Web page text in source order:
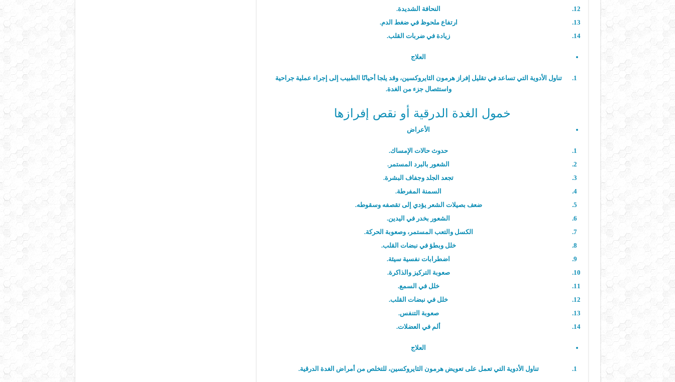
النحافة الشديدة.
ارتفاع ملحوظ في ضغط الدم.
زيادة في ضربات القلب.
العلاج
تناول الأدوية التي تساعد في تقليل إفراز هرمون الثايروكسين، وقد يلجا أحيانًا الطبيب إلى إجراء عملية جراحية
واستئصال جزء من الغدة.
خمول الغدة الدرقية أو نقص إفرازها
الأعراض
حدوث حالات الإمساك.
الشعور بالبرد المستمر.
تجعد الجلد وجفاف البشرة.
السمنة المفرطة.
ضعف بصيلات الشعر يؤدي إلى تقصفه وسقوطه.
الشعور بخدر في اليدين.
الكسل والتعب المستمر، وصعوبة الحركة.
خلل وبطؤ في نبضات القلب.
اضطرابات نفسية سيئة.
صعوبة التركيز والذاكرة.
خلل في السمع.
خلل في نبضات القلب.
صعوبة التنفس.
ألم في العضلات.
العلاج
تناول الأدوية التي تعمل على تعويض هرمون الثايروكسين، للتخلص من أمراض الغدة الدرقية.